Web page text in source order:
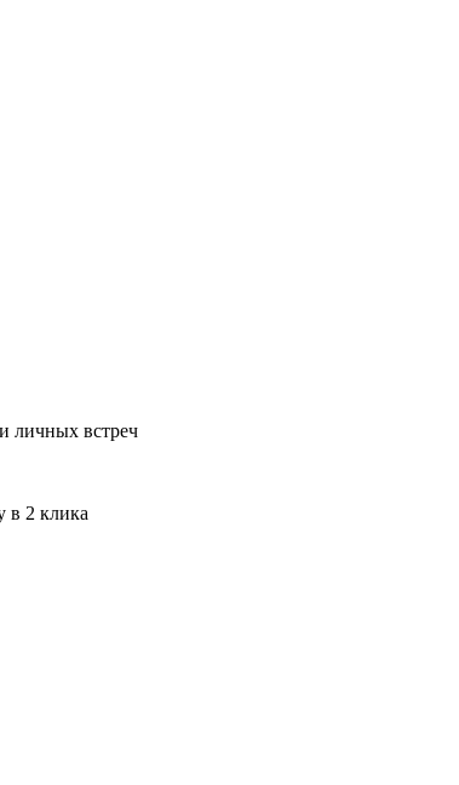
личных встреч
в 2 клика